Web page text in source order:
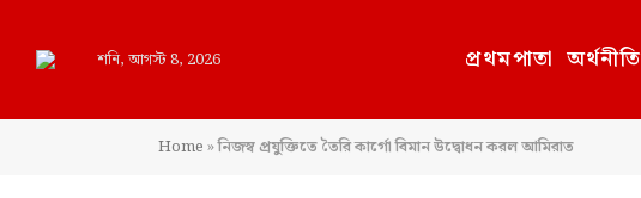
শনি, আগস্ট 8, 2026 প্রথমপাতা অর্থনীতি
Home»নিজস্ব প্রযুক্তিতে তৈরি কার্গো বিমান উদ্বোধন করল আমিরাত